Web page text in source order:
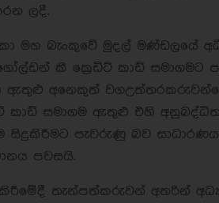
ලදී.
මහ බැංකුවේ මුදල් මණ්ඩලයේ
කී ක්‍රෙඩිට් කාඩ්
ඇතුළු අනෙකුත්
කාඩ් සමාගම ඇතුළු එහි
සිදුකිරීමට පැවරුණු බව
පවසයි.
තැන්පත්කරුවන් අතරින්